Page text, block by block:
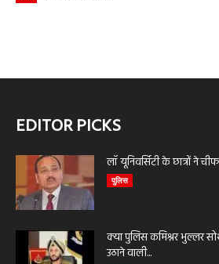
EDITOR PICKS
लॉ यूनिवर्सिटी के छात्रों ने
पुलिस
क्या पुलिस कमिश्नर भुल्लर
उठाने वाली...